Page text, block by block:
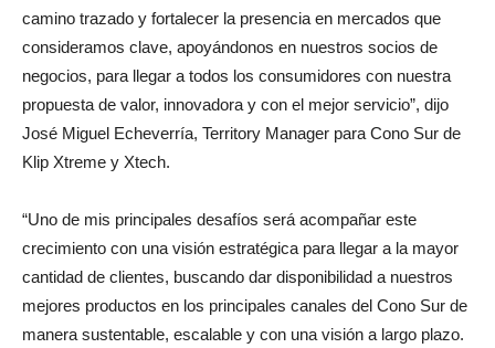
camino trazado y fortalecer la presencia en mercados que
consideramos clave, apoyándonos en nuestros socios de
negocios, para llegar a todos los consumidores con nuestra
propuesta de valor, innovadora y con el mejor servicio”, dijo
José Miguel Echeverría, Territory Manager para Cono Sur de
Klip Xtreme y Xtech.
“Uno de mis principales desafíos será acompañar este
crecimiento con una visión estratégica para llegar a la mayor
cantidad de clientes, buscando dar disponibilidad a nuestros
mejores productos en los principales canales del Cono Sur de
manera sustentable, escalable y con una visión a largo plazo.